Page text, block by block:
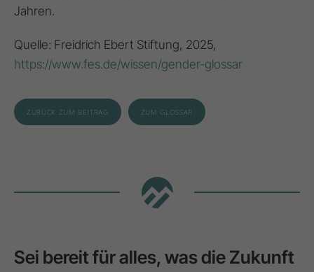
Jahren.
Quelle: Freidrich Ebert Stiftung, 2025,
https://www.fes.de/wissen/gender-glossar
ZURÜCK ZUM BEITRAG ZUM GLOSSAR
Sei bereit für alles, was die Zukunft